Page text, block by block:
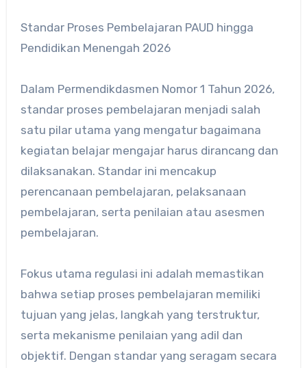
Standar Proses Pembelajaran PAUD hingga
Pendidikan Menengah 2026
Dalam Permendikdasmen Nomor 1 Tahun 2026,
standar proses pembelajaran menjadi salah
satu pilar utama yang mengatur bagaimana
kegiatan belajar mengajar harus dirancang dan
dilaksanakan. Standar ini mencakup
perencanaan pembelajaran, pelaksanaan
pembelajaran, serta penilaian atau asesmen
pembelajaran.
Fokus utama regulasi ini adalah memastikan
bahwa setiap proses pembelajaran memiliki
tujuan yang jelas, langkah yang terstruktur,
serta mekanisme penilaian yang adil dan
objektif. Dengan standar yang seragam secara